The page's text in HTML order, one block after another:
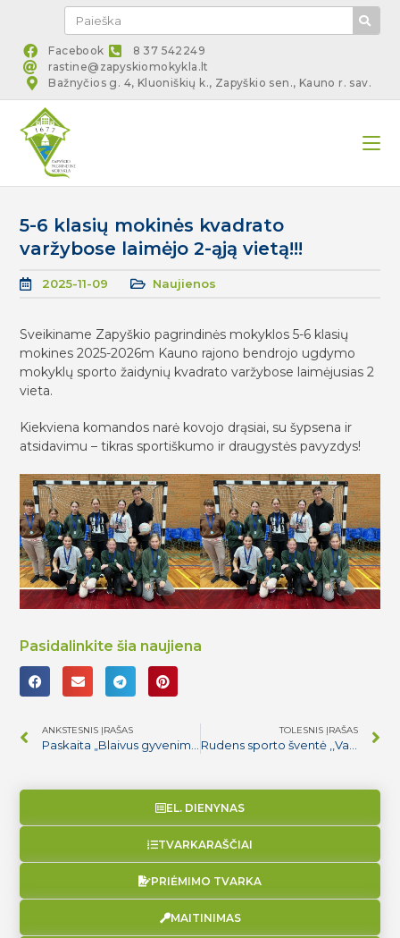
Facebook
8 37 542249
rastine@zapyskiomokykla.lt
Bažnyčios g. 4, Kluoniškių k., Zapyškio sen., Kauno r. sav.
5-6 klasių mokinės kvadrato
varžybose laimėjo 2-ąją vietą!!!
2025-11-09 Naujienos
Sveikiname Zapyškio pagrindinės mokyklos 5-6 klasių
mokines 2025-2026m Kauno rajono bendrojo ugdymo
mokyklų sporto žaidynių kvadrato varžybose laimėjusias 2
vieta.
Kiekviena komandos narė kovojo drąsiai, su šypsena ir
atsidavimu – tikras sportiškumo ir draugystės pavyzdys!
Pasidalinkite šia naujiena
ANKSTESNIS ĮRAŠAS TOLESNIS ĮRAŠAS
EL. DIENYNAS
TVARKARAŠČIAI
PRIĖMIMO TVARKA
MAITINIMAS